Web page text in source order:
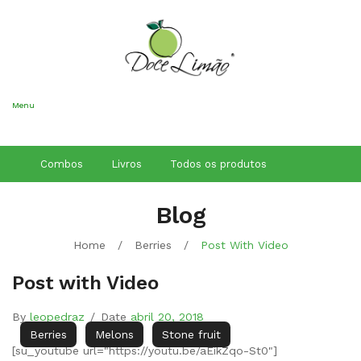
Menu
Combos Livros Todos os produtos
Blog
Home / Berries / Post With Video
Post with Video
By leopedraz / Date abril 20, 2018
[su_youtube url="https://youtu.be/aEikZqo-St0"]
Berries Melons Stone fruit
Nossos Cursos